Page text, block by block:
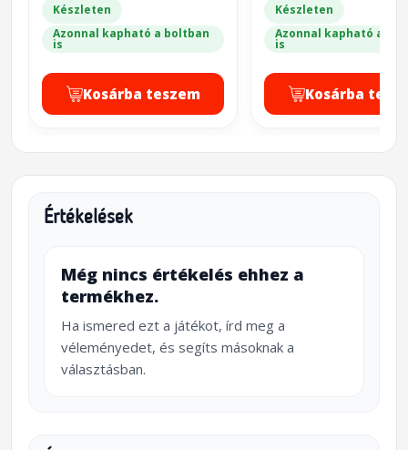
Edition): Under Dark
Waves)
Készleten
Azonnal kapható a boltban
is
Kosárba teszem
Készleten
Azonnal kapható a
is
Kosárba
Értékelések
Még nincs értékelés ehhez a
termékhez.
Ha ismered ezt a játékot, írd meg a
véleményedet, és segíts másoknak a
választásban.